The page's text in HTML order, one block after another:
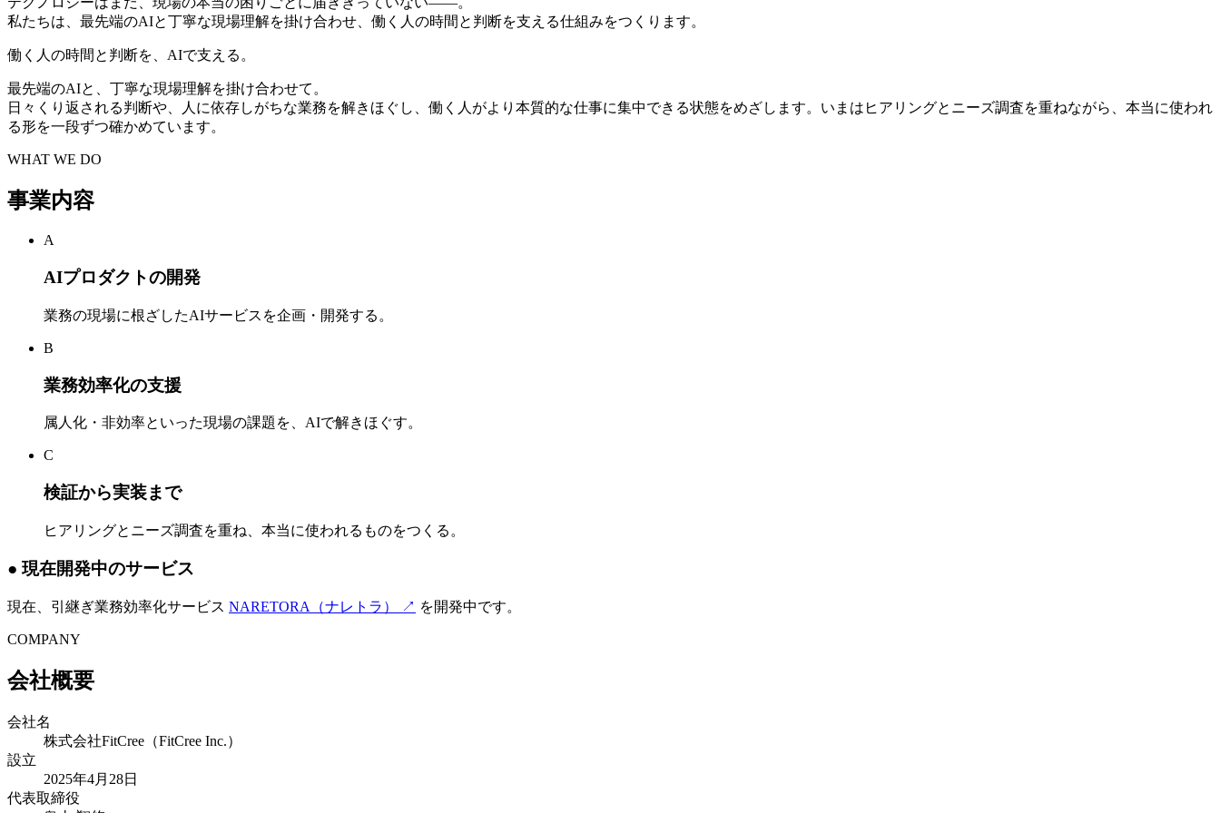
私たちは、最先端のAIと丁寧な現場理解を掛け合わせ、働く人の時間と判断を支える仕組みをつくります。
働く人の時間と判断を、AIで支える。
最先端のAIと、丁寧な現場理解を掛け合わせて。
日々くり返される判断や、人に依存しがちな業務を解きほぐし、働く人がより本質的な仕事に集中できる状態をめざします。いまはヒアリングとニーズ調査を重ねながら、本当に使われ
る形を一段ずつ確かめています。
WHAT WE DO
事業内容
A
AIプロダクトの開発
業務の現場に根ざしたAIサービスを企画・開発する。
B
業務効率化の支援
属人化・非効率といった現場の課題を、AIで解きほぐす。
C
検証から実装まで
ヒアリングとニーズ調査を重ね、本当に使われるものをつくる。
● 現在開発中のサービス
現在、引継ぎ業務効率化サービス NARETORA（ナレトラ） ↗ を開発中です。
COMPANY
会社概要
会社名
株式会社FitCree（FitCree Inc.）
設立
2025年4月28日
代表取締役